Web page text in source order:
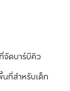
ดบาร์บีคิว
ที่สำหรับเด็ก